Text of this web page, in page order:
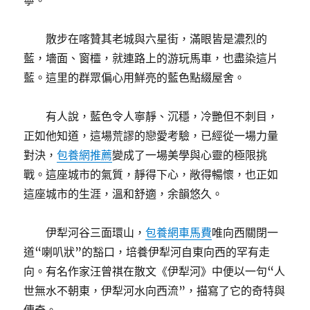
散步在喀贊其老城與六星街，滿眼皆是濃烈的
藍，墻面、窗欞，就連路上的游玩馬車，也盡染這片
藍。這里的群眾偏心用鮮亮的藍色點綴屋舍。
有人說，藍色令人寧靜、沉穩，冷艷但不刺目，
正如他知道，這場荒謬的戀愛考驗，已經從一場力量
對決，包養網推薦變成了一場美學與心靈的極限挑
戰。這座城市的氣質，靜得下心，敞得暢懷，也正如
這座城市的生涯，溫和舒適，余韻悠久。
伊犁河谷三面環山，包養網車馬費唯向西關閉一
道“喇叭狀”的豁口，培養伊犁河自東向西的罕有走
向。有名作家汪曾祺在散文《伊犁河》中便以一句“人
世無水不朝東，伊犁河水向西流”，描寫了它的奇特與